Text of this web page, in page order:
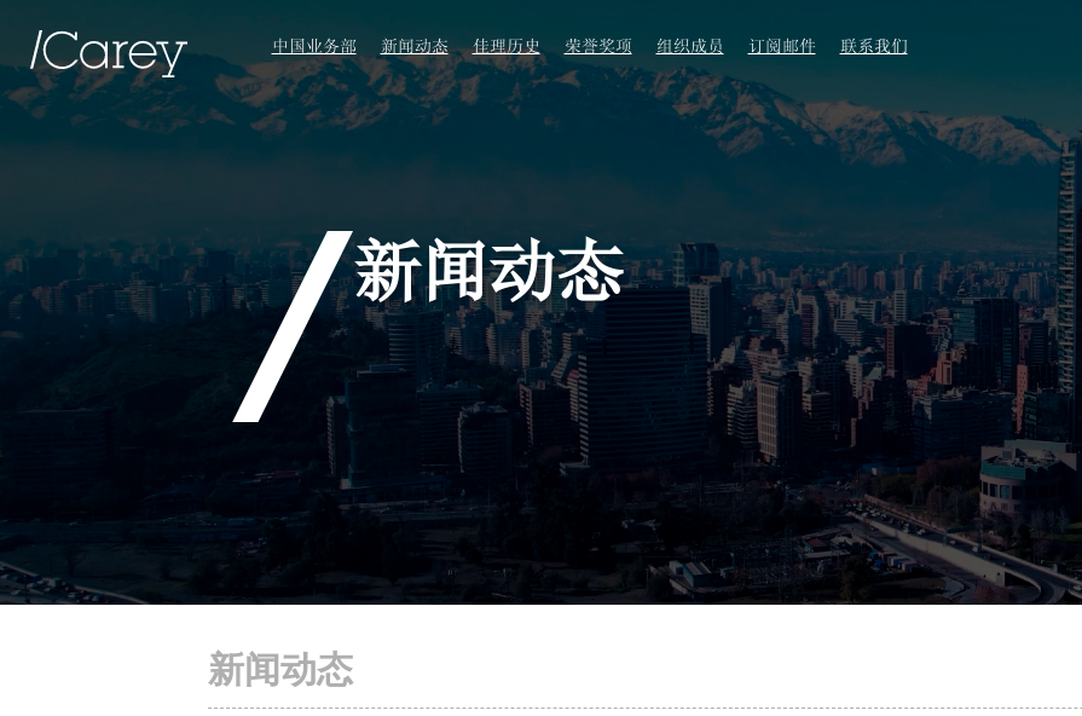
中国业务部 新闻动态 佳理历史 荣誉奖项 组织成员 订阅邮件 联系我们
新闻动态
新闻动态